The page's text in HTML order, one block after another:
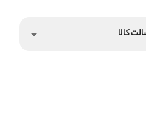
کالا arrow_drop_down